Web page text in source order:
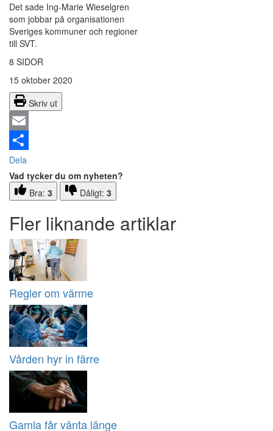
Det sade Ing-Marie Wieselgren
som jobbar på organisationen
Sveriges kommuner och regioner
till SVT.
8 SIDOR
15 oktober 2020
Skriv ut
Email
Dela
Vad tycker du om nyheten?
Bra: 3 Dåligt: 3
Fler liknande artiklar
Regler om värme
Vården hyr in färre
Gamla får vänta länge